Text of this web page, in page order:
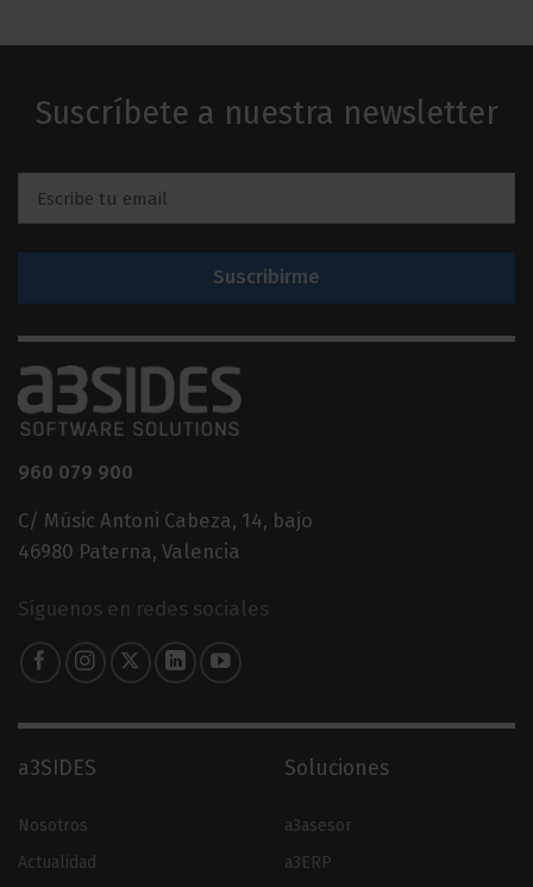
Suscríbete a nuestra newsletter
960 079 900
C/ Músic Antoni Cabeza, 14, bajo
46980 Paterna, Valencia
Síguenos en redes sociales
a3SIDES
Nosotros
Actualidad
Soluciones
a3asesor
a3ERP